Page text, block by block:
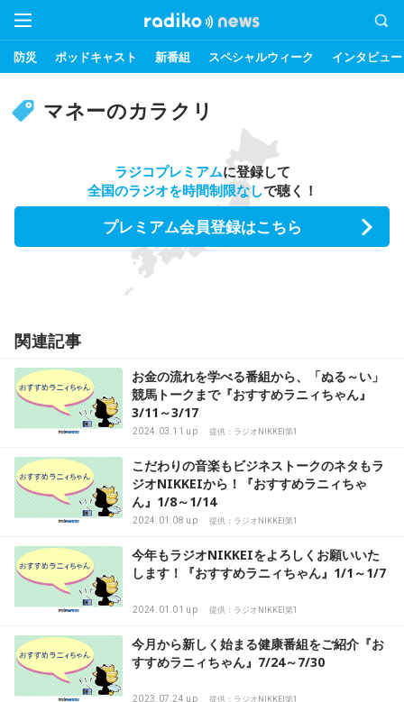
防災 ポッドキャスト 新番組 スペシャルウィーク インタビュー
マネーのカラクリ
ラジコプレミアムに登録して
全国のラジオを時間制限なしで聴く！
プレミアム会員登録はこちら
関連記事
お金の流れを学べる番組から、「ぬる～い」
競馬トークまで『おすすめラニィちゃん』
3/11～3/17
2024.03.11 up 提供：ラジオNIKKEI第1
こだわりの音楽もビジネストークのネタもラ
ジオNIKKEIから！『おすすめラニィちゃ
ん』1/8～1/14
2024.01.08 up 提供：ラジオNIKKEI第1
今年もラジオNIKKEIをよろしくお願いいた
します！『おすすめラニィちゃん』1/1～1/7
2024.01.01 up 提供：ラジオNIKKEI第1
今月から新しく始まる健康番組をご紹介『お
すすめラニィちゃん』7/24～7/30
2023.07.24 up 提供：ラジオNIKKEI第1